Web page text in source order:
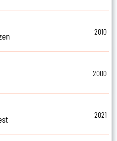
2010
2000
2021